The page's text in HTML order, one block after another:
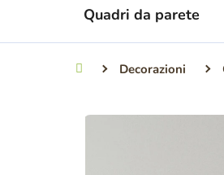
Quadri da parete
Casa Decorazioni